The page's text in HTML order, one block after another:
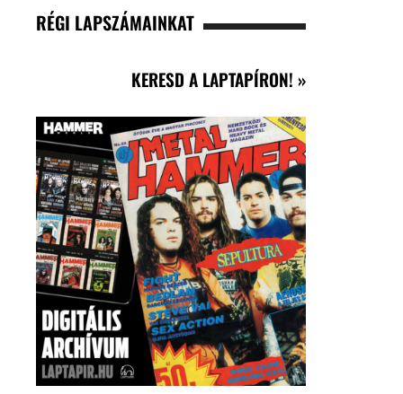
RÉGI LAPSZÁMAINKAT
KERESD A LAPTAPÍRON! »